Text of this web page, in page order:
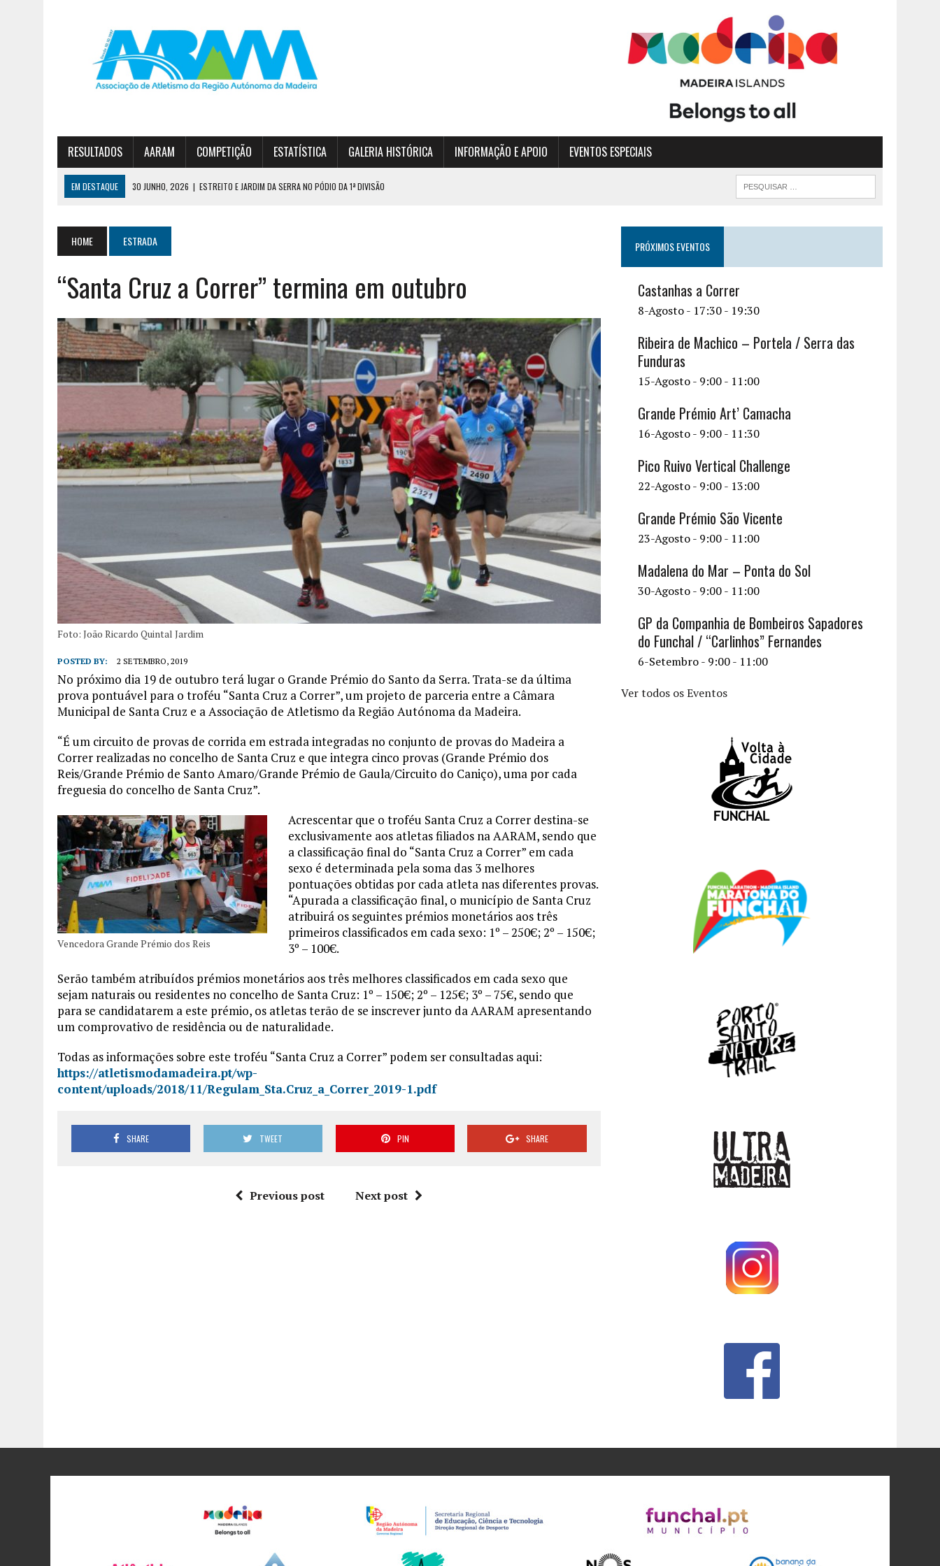
RESULTADOS AARAM COMPETIÇÃO ESTATÍSTICA GALERIA HISTÓRICA INFORMAÇÃO E APOIO EVENTOS ESPECIAIS
EM DESTAQUE 30 JUNHO, 2026 | ESTREITO E JARDIM DA SERRA NO PÓDIO DA 1ª DIVISÃO
HOME ESTRADA
“Santa Cruz a Correr” termina em outubro
Foto: João Ricardo Quintal Jardim
POSTED BY: 2 SETEMBRO, 2019
No próximo dia 19 de outubro terá lugar o Grande Prémio do Santo da Serra. Trata-se da última
prova pontuável para o troféu “Santa Cruz a Correr”, um projeto de parceria entre a Câmara
Municipal de Santa Cruz e a Associação de Atletismo da Região Autónoma da Madeira.
“É um circuito de provas de corrida em estrada integradas no conjunto de provas do Madeira a
Correr realizadas no concelho de Santa Cruz e que integra cinco provas (Grande Prémio dos
Reis/Grande Prémio de Santo Amaro/Grande Prémio de Gaula/Circuito do Caniço), uma por cada
freguesia do concelho de Santa Cruz”.
Vencedora Grande Prémio dos Reis
Acrescentar que o troféu Santa Cruz a Correr destina-se
exclusivamente aos atletas filiados na AARAM, sendo que
a classificação final do “Santa Cruz a Correr” em cada
sexo é determinada pela soma das 3 melhores
pontuações obtidas por cada atleta nas diferentes provas.
“Apurada a classificação final, o município de Santa Cruz
atribuirá os seguintes prémios monetários aos três
primeiros classificados em cada sexo: 1º – 250€; 2º – 150€;
3º – 100€.
Serão também atribuídos prémios monetários aos três melhores classificados em cada sexo que
sejam naturais ou residentes no concelho de Santa Cruz: 1º – 150€; 2º – 125€; 3º – 75€, sendo que
para se candidatarem a este prémio, os atletas terão de se inscrever junto da AARAM apresentando
um comprovativo de residência ou de naturalidade.
Todas as informações sobre este troféu “Santa Cruz a Correr” podem ser consultadas aqui:
https://atletismodamadeira.pt/wp-
content/uploads/2018/11/Regulam_Sta.Cruz_a_Correr_2019-1.pdf
SHARE TWEET PIN SHARE
Previous post Next post
PRÓXIMOS EVENTOS
Castanhas a Correr
8-Agosto - 17:30- 19:30
Ribeira de Machico – Portela / Serra das
Funduras
15-Agosto - 9:00- 11:00
Grande Prémio Art’ Camacha
16-Agosto - 9:00- 11:30
Pico Ruivo Vertical Challenge
22-Agosto - 9:00- 13:00
Grande Prémio São Vicente
23-Agosto - 9:00- 11:00
Madalena do Mar – Ponta do Sol
30-Agosto - 9:00- 11:00
GP da Companhia de Bombeiros Sapadores
do Funchal / “Carlinhos” Fernandes
6-Setembro - 9:00- 11:00
Ver todos os Eventos